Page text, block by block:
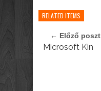
RELATED ITEMS
← Előző poszt
Microsoft Kin